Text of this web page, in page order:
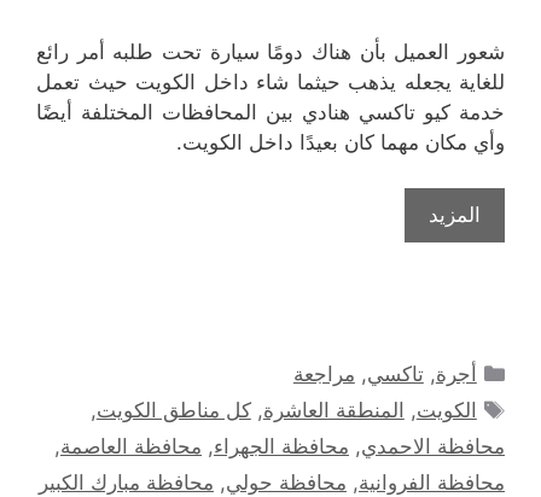
شعور العميل بأن هناك دومًا سيارة تحت طلبه أمر رائع
للغاية يجعله يذهب حيثما شاء داخل الكويت حيث تعمل
خدمة كيو تاكسي هنادي بين المحافظات المختلفة أيضًا
وأي مكان مهما كان بعيدًا داخل الكويت.
المزيد
التصنيفات
أجرة,تاكسي, مراجعة
الوسوم
الكويت, المنطقة العاشرة,كل مناطق الكويت,
محافظة الاحمدي, محافظة الجهراء, محافظة العاصمة,
محافظة الفروانية, محافظة حولي, محافظة مبارك الكبير